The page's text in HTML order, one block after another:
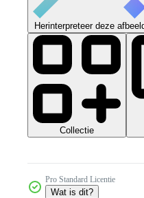
Herinterpreteer deze
Collectie
Pro Standard Licentie
Wat is dit?